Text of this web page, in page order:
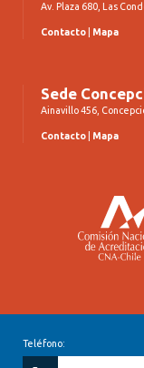
Av. Plaza 680, Las
Contacto Mapa
Sede
Ainavillo 456,
Contacto Mapa
Teléfono: